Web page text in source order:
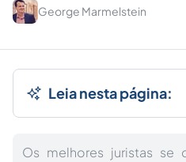
George Marmelstein
Leia nesta página:
Os melhores juristas se